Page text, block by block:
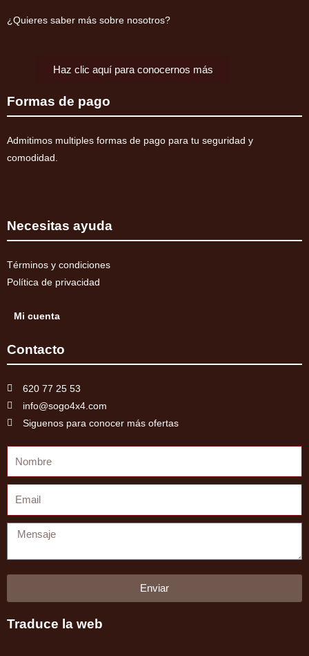
cantidad
¿Quieres saber más sobre nosotros?
Haz clic aquí para conocernos más
Formas de pago
Admitimos multiples formas de pago para tu seguridad y
comodidad.
Necesitas ayuda
Términos y condiciones
Política de privacidad
Mi cuenta
Contacto
620 77 25 53
info@sogo4x4.com
Siguenos para conocer más ofertas
Mensaje
Enviar
Traduce la web